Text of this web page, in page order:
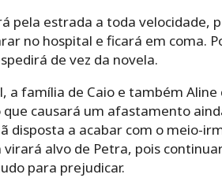
pela estrada a toda
no hospital e ficará em coma.
de vez da novela.
a família de Caio e também
que causará um afastamento
disposta a acabar com o meio-
virará alvo de Petra, pois
para prejudicar.